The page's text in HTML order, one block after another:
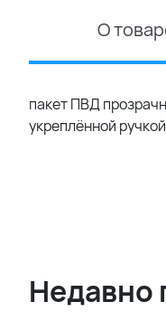
О
пакет ПВД
укреплённой ручкой
Недавно